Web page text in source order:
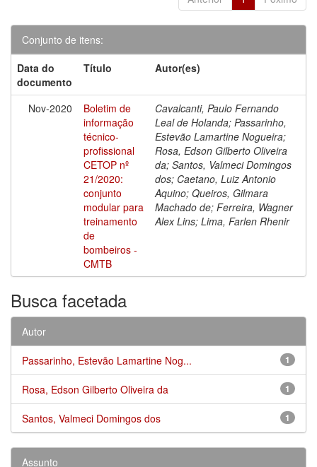
Conjunto de itens:
Data do
documento
Título Autor(es)
Nov-2020
Boletim de
informação
técnico-
profissional
CETOP nº
21/2020:
conjunto
modular para
treinamento
de
bombeiros -
CMTB
Cavalcanti, Paulo Fernando
Leal de Holanda; Passarinho,
Estevão Lamartine Nogueira;
Rosa, Edson Gilberto Oliveira
da; Santos, Valmeci Domingos
dos; Caetano, Luiz Antonio
Aquino; Queiros, Gilmara
Machado de; Ferreira, Wagner
Alex Lins; Lima, Farlen Rhenir
Busca facetada
Autor
1
Passarinho, Estevão Lamartine Nog...
1
Rosa, Edson Gilberto Oliveira da
1
Santos, Valmeci Domingos dos
Assunto